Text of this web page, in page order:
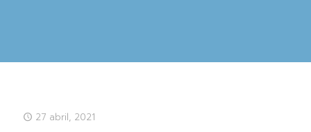
27 abril, 2021